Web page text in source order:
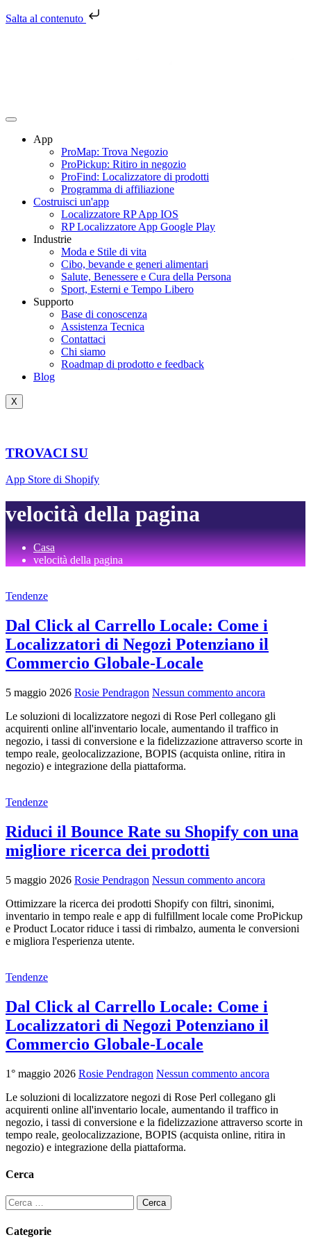
Salta al contenuto
App
ProMap: Trova Negozio
ProPickup: Ritiro in negozio
ProFind: Localizzatore di prodotti
Programma di affiliazione
Costruisci un'app
Localizzatore RP App IOS
RP Localizzatore App Google Play
Industrie
Moda e Stile di vita
Cibo, bevande e generi alimentari
Salute, Benessere e Cura della Persona
Sport, Esterni e Tempo Libero
Supporto
Base di conoscenza
Assistenza Tecnica
Contattaci
Chi siamo
Roadmap di prodotto e feedback
Blog
X
TROVACI SU
App Store di Shopify
velocità della pagina
Casa
velocità della pagina
Tendenze
Dal Click al Carrello Locale: Come i
Localizzatori di Negozi Potenziano il
Commercio Globale-Locale
5 maggio 2026 Rosie Pendragon Nessun commento ancora
Le soluzioni di localizzatore negozi di Rose Perl collegano gli
acquirenti online all'inventario locale, aumentando il traffico in
negozio, i tassi di conversione e la fidelizzazione attraverso scorte in
tempo reale, geolocalizzazione, BOPIS (acquista online, ritira in
negozio) e integrazione della piattaforma.
Tendenze
Riduci il Bounce Rate su Shopify con una
migliore ricerca dei prodotti
5 maggio 2026 Rosie Pendragon Nessun commento ancora
Ottimizzare la ricerca dei prodotti Shopify con filtri, sinonimi,
inventario in tempo reale e app di fulfillment locale come ProPickup
e Product Locator riduce i tassi di rimbalzo, aumenta le conversioni
e migliora l'esperienza utente.
Tendenze
Dal Click al Carrello Locale: Come i
Localizzatori di Negozi Potenziano il
Commercio Globale-Locale
1° maggio 2026 Rosie Pendragon Nessun commento ancora
Le soluzioni di localizzatore negozi di Rose Perl collegano gli
acquirenti online all'inventario locale, aumentando il traffico in
negozio, i tassi di conversione e la fidelizzazione attraverso scorte in
tempo reale, geolocalizzazione, BOPIS (acquista online, ritira in
negozio) e integrazione della piattaforma.
Cerca
Ricerca
per:
Categorie